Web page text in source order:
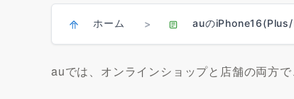
ホーム > auの
auでは、オンラインショップと店舗の両方